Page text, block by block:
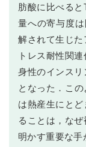
肪酸に比べる
量への寄与度
解されて生じ
トレス耐性関
身性のインス
となった．こ
は熱産生にと
ることは，な
明かす重要な手